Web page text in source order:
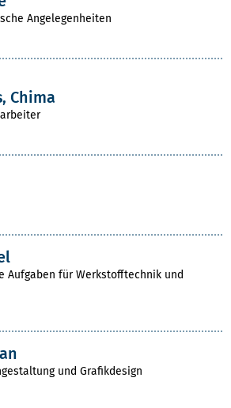
Angelegenheiten
Chima
Aufgaben für Werkstofftechnik und
und Grafikdesign